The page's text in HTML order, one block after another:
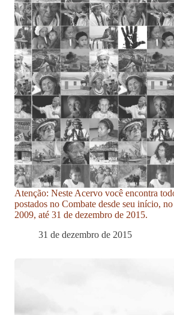
Atenção: Neste Acervo você encontra
postados no Combate desde seu início,
2009, até 31 de dezembro de 2015.
31 de dezembro de 2015